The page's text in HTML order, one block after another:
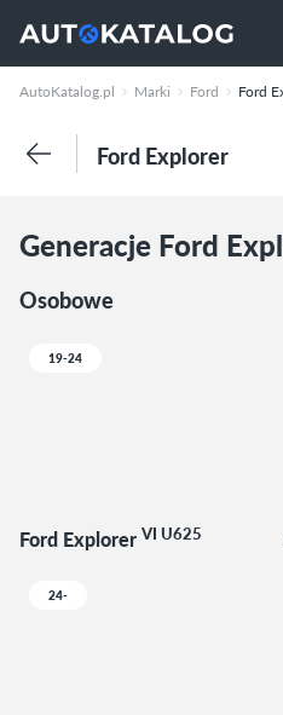
AutoKatalog.pl Marki Ford Ford
Ford Explorer
Generacje Ford
Osobowe
19-24
Ford Explorer VI U625
24-